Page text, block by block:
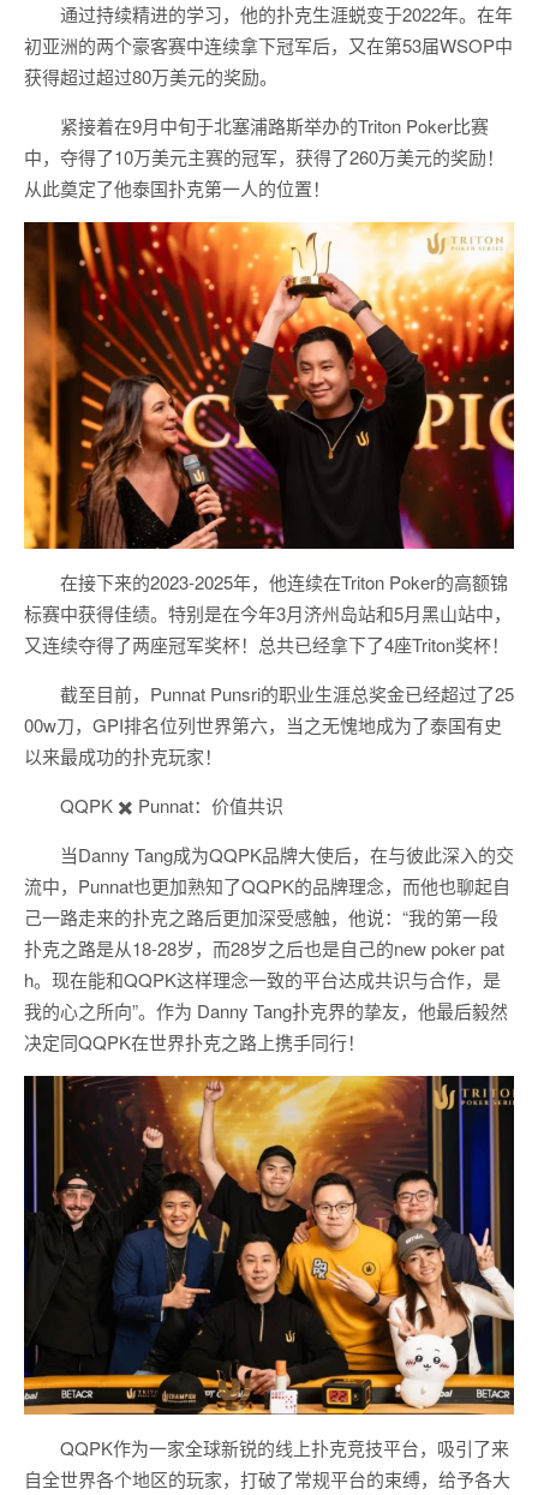
通过持续精进的学习，他的扑克生涯蜕变于2022年。在年
初亚洲的两个豪客赛中连续拿下冠军后，又在第53届WSOP中
获得超过超过80万美元的奖励。
紧接着在9月中旬于北塞浦路斯举办的Triton Poker比赛
中，夺得了10万美元主赛的冠军，获得了260万美元的奖励！
从此奠定了他泰国扑克第一人的位置！
在接下来的2023-2025年，他连续在Triton Poker的高额锦
标赛中获得佳绩。特别是在今年3月济州岛站和5月黑山站中，
又连续夺得了两座冠军奖杯！总共已经拿下了4座Triton奖杯！
截至目前，Punnat Punsri的职业生涯总奖金已经超过了25
00w刀，GPI排名位列世界第六，当之无愧地成为了泰国有史
以来最成功的扑克玩家！
QQPK ✖️ Punnat：价值共识
当Danny Tang成为QQPK品牌大使后，在与彼此深入的交
流中，Punnat也更加熟知了QQPK的品牌理念，而他也聊起自
己一路走来的扑克之路后更加深受感触，他说：“我的第一段
扑克之路是从18-28岁，而28岁之后也是自己的new poker pat
h。现在能和QQPK这样理念一致的平台达成共识与合作，是
我的心之所向”。作为 Danny Tang扑克界的挚友，他最后毅然
决定同QQPK在世界扑克之路上携手同行！
QQPK作为一家全球新锐的线上扑克竞技平台，吸引了来
自全世界各个地区的玩家，打破了常规平台的束缚，给予各大